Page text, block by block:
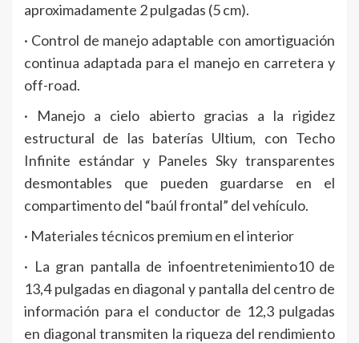
aproximadamente 2 pulgadas (5 cm).
· Control de manejo adaptable con amortiguación
continua adaptada para el manejo en carretera y
off-road.
· Manejo a cielo abierto gracias a la rigidez
estructural de las baterías Ultium, con Techo
Infinite estándar y Paneles Sky transparentes
desmontables que pueden guardarse en el
compartimento del “baúl frontal” del vehículo.
· Materiales técnicos premium en el interior
· La gran pantalla de infoentretenimiento10 de
13,4 pulgadas en diagonal y pantalla del centro de
información para el conductor de 12,3 pulgadas
en diagonal transmiten la riqueza del rendimiento